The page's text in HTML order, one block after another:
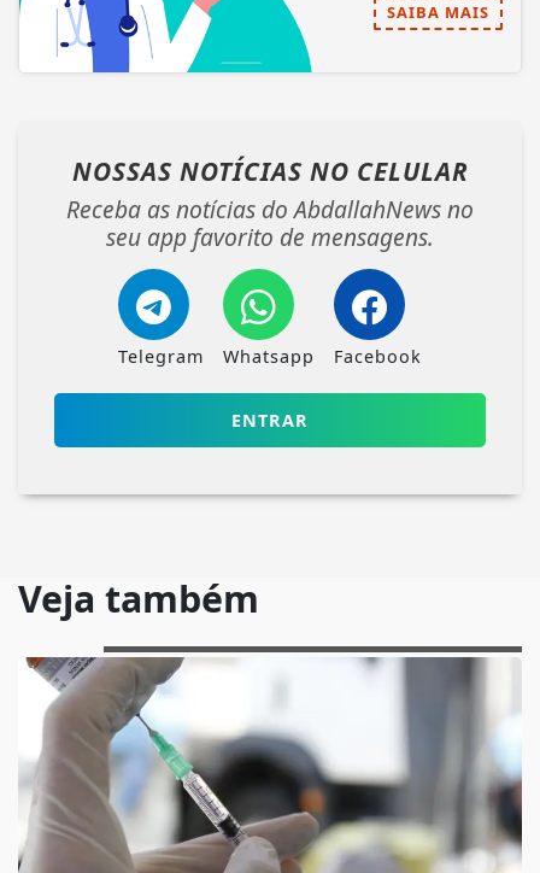
SAIBA MAIS
NOSSAS NOTÍCIAS NO CELULAR
Receba as notícias do AbdallahNews no
seu app favorito de mensagens.
Telegram Whatsapp Facebook
ENTRAR
Veja também